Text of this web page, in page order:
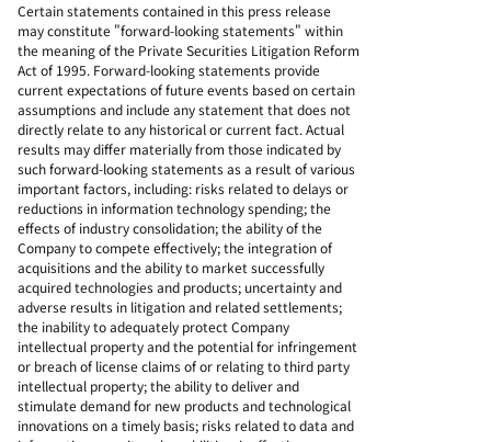
Certain statements contained in this press release
may constitute "forward-looking statements" within
the meaning of the Private Securities Litigation Reform
Act of 1995. Forward-looking statements provide
current expectations of future events based on certain
assumptions and include any statement that does not
directly relate to any historical or current fact. Actual
results may differ materially from those indicated by
such forward-looking statements as a result of various
important factors, including: risks related to delays or
reductions in information technology spending; the
effects of industry consolidation; the ability of the
Company to compete effectively; the integration of
acquisitions and the ability to market successfully
acquired technologies and products; uncertainty and
adverse results in litigation and related settlements;
the inability to adequately protect Company
intellectual property and the potential for infringement
or breach of license claims of or relating to third party
intellectual property; the ability to deliver and
stimulate demand for new products and technological
innovations on a timely basis; risks related to data and